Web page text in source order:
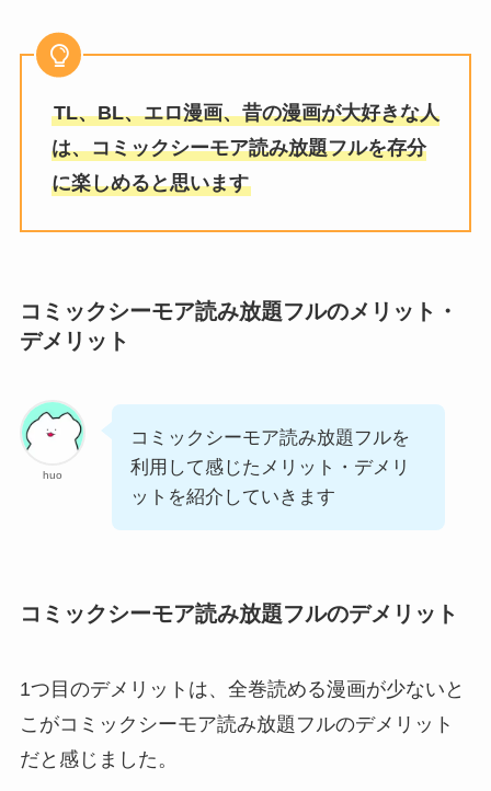
TL、BL、エロ漫画、昔の漫画が大好きな人
は、コミックシーモア読み放題フルを存分
に楽しめると思います
コミックシーモア読み放題フルのメリット・
デメリット
huo
コミックシーモア読み放題フルを
利用して感じたメリット・デメリ
ットを紹介していきます
コミックシーモア読み放題フルのデメリット
1つ目のデメリットは、全巻読める漫画が少ないと
こがコミックシーモア読み放題フルのデメリット
だと感じました。